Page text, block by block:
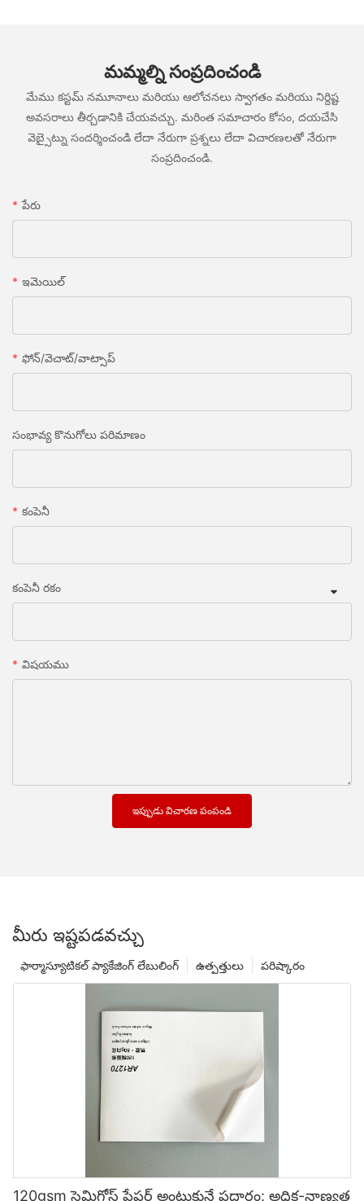
మమ్మల్ని సంప్రదించండి
మేము కస్టమ్ నమూనాలు మరియు ఆలోచనలు స్వాగతం మరియు నిర్దిష్ట
అవసరాలు తీర్చడానికి చేయవచ్చు. మరింత సమాచారం కోసం, దయచేసి
వెబ్సైట్ను సందర్శించండి లేదా నేరుగా ప్రశ్నలు లేదా విచారణలతో నేరుగా
సంప్రదించండి.
పేరు
ఇమెయిల్
ఫోన్/వెచాట్/వాట్సాప్
సంభావ్య కొనుగోలు పరిమాణం
కంపెనీ
కంపెనీ రకం
విషయము
ఇప్పుడు విచారణ పంపండి
మీరు ఇష్టపడవచ్చు
పరిష్కారం
ఉత్పత్తులు
ఫార్మాస్యూటికల్ ప్యాకేజింగ్ లేబులింగ్
120gsm సెమిగ్లోస్ పేపర్ అంటుకునే పదార్థం: అధిక-నాణ్యత